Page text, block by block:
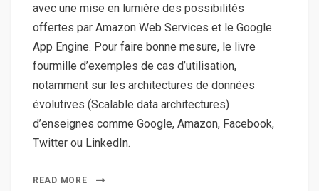
avec une mise en lumière des possibilités
offertes par Amazon Web Services et le Google
App Engine. Pour faire bonne mesure, le livre
fourmille d’exemples de cas d’utilisation,
notamment sur les architectures de données
évolutives (Scalable data architectures)
d’enseignes comme Google, Amazon, Facebook,
Twitter ou LinkedIn.
READ MORE